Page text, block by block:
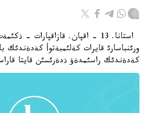
استانا. 13 - اقپان. قازاقپارات -
ورئنباسارئ قايرات كةلئمبةتوأ كةدةندئك
كةدةندئك راسئمدةؤ ذدةرئسئن قايتا